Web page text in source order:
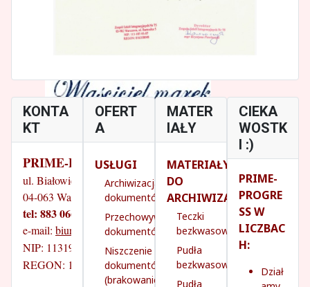
KONTA
KT
PRIME-PROGRESS
ul. Białowieska 14/18
04-063 Warszawa
tel: 883 066 070
e-mail: biuro@prime-progress.pl
NIP: 1131931260
REGON: 142745141
OFERT
A
USŁUGI
Archiwizacja
dokumentów
Przechowywanie
dokumentów
Niszczenie
dokumentów
(brakowanie)
MATER
IAŁY
MATERIAŁY
DO
ARCHIWIZACJI
Teczki
bezkwasowe
Pudła
bezkwasowe
Pudła
CIEKA
WOSTK
I :)
PRIME-
PROGRE
SS W
LICZBAC
H:
Dział